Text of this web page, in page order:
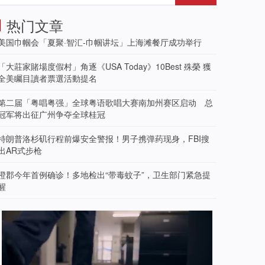
热门文章
国巾帼会「夏聚·智汇-巾帼讲坛」上海滩餐厅成功举行
大莊家賭場度假村」角逐《USA Today》10Best 殊榮 獲
美矚目讀者票選活動提名
二届「粤唱粤强」全球粤语歌唱大赛南加州赛区启动 总
军将出征广州争夺全球桂冠
朗普洛杉矶行程前爆安全警报！男子携弹药现身，FBI搜
AR式步枪
郡今年首例确诊！多地检出“带毒蚊子”，卫生部门紧急提